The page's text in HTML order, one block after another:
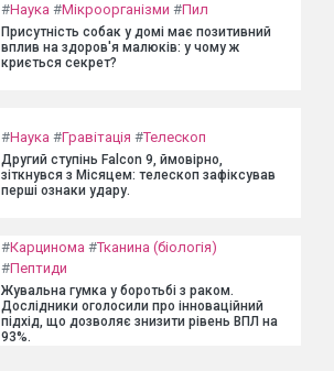
#Наука #Мікроорганізми #Пил
Присутність собак у домі має позитивний
вплив на здоров'я малюків: у чому ж
криється секрет?
#Наука #Гравітація #Телескоп
Другий ступінь Falcon 9, ймовірно,
зіткнувся з Місяцем: телескоп зафіксував
перші ознаки удару.
#Карцинома #Тканина (біологія)
#Пептиди
Жувальна гумка у боротьбі з раком.
Дослідники оголосили про інноваційний
підхід, що дозволяє знизити рівень ВПЛ на
93%.